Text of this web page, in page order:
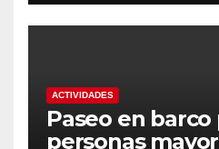
ACTIVIDADES
Paseo en barco
personas